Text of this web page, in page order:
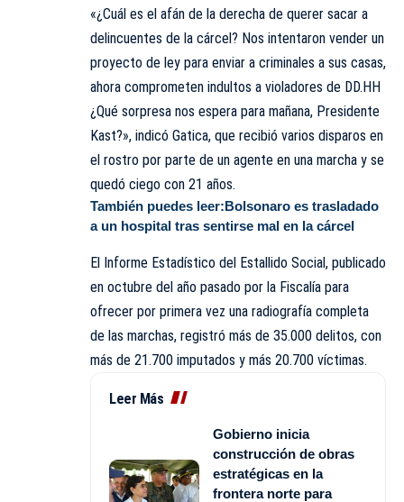
«¿Cuál es el afán de la derecha de querer sacar a
delincuentes de la cárcel? Nos intentaron vender un
proyecto de ley para enviar a criminales a sus casas,
ahora comprometen indultos a violadores de DD.HH
¿Qué sorpresa nos espera para mañana, Presidente
Kast?», indicó Gatica, que recibió varios disparos en
el rostro por parte de un agente en una marcha y se
quedó ciego con 21 años.
También puedes leer:Bolsonaro es trasladado
a un hospital tras sentirse mal en la cárcel
El Informe Estadístico del Estallido Social, publicado
en octubre del año pasado por la Fiscalía para
ofrecer por primera vez una radiografía completa
de las marchas, registró más de 35.000 delitos, con
más de 21.700 imputados y más 20.700 víctimas.
Leer Más
Gobierno inicia
construcción de obras
estratégicas en la
frontera norte para